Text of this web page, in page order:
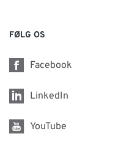
FØLG OS
Facebook
LinkedIn
YouTube